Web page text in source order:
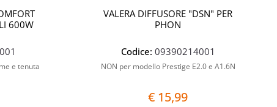
600W
e tenuta
VALERA DIFFUSORE "DSN" PER
PHON
Codice: 09390214001
NON per modello Prestige E2.0 e A1.6N
€ 15,99